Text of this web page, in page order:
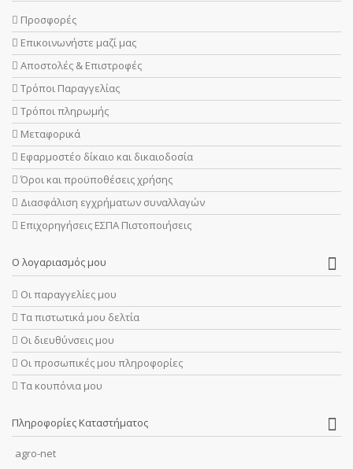
Προσφορές
Επικοινωνήστε μαζί μας
Αποστολές & Επιστροφές
Τρόποι Παραγγελίας
Τρόποι πληρωμής
Μεταφορικά
Εφαρμοστέο δίκαιο και δικαιοδοσία
Όροι και προϋποθέσεις χρήσης
Διασφάλιση εγχρήματων συναλλαγών
Επιχορηγήσεις ΕΣΠΑ Πιστοποιήσεις
Ο λογαριασμός μου
Οι παραγγελίες μου
Τα πιστωτικά μου δελτία
Οι διευθύνσεις μου
Οι προσωπικές μου πληροφορίες
Τα κουπόνια μου
Πληροφορίες Καταστήματος
agro-net